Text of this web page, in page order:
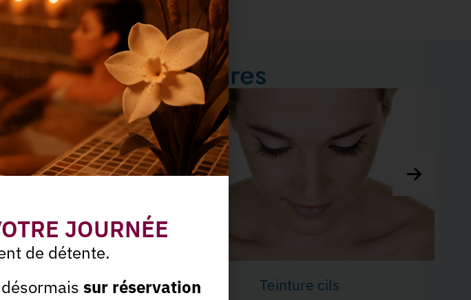
teintures
cils
Permanente rehausse cils avec
JOURNÉE
de détente.
sur réservation